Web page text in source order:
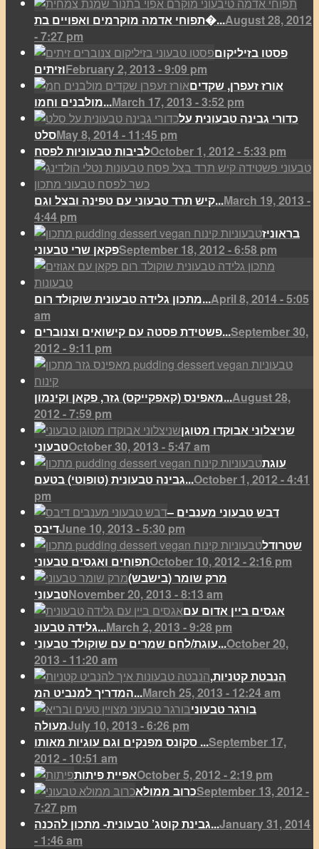
תפוחי אדמה מוקרמים ואפויים בת�...August 28, 2012
- 7:27 pm
פסטו בזיליקום
וזיתיםFebruary 2, 2013 - 9:09 pm
אורז זעפרן, שקדים
מולבנים וחמו...March 17, 2013 - 3:52 pm
כדורי גבינה טבעונית על
סלטMay 8, 2014 - 11:45 pm
לביבות טבעוניות לפסחOctober 1, 2012 - 5:33 pm
קיש תרד טבעוני עם טפינה ובצל וגם...March 19, 2013 -
4:44 pm
בראוניז
פקאן שרי טבעוניSeptember 18, 2012 - 6:58 pm
מתכון גלידה טבעונית שוקולד רום...April 8, 2014 - 5:05
am
פשטידת פסטה עם קישואים וצנוברים...September 30,
2012 - 9:11 pm
מאפינס (קאפקייקס) גזר, פקאן וקינמון...August 28,
2012 - 7:59 pm
שניצלוני אבוקדו מטוגן
טבעוניOctober 30, 2013 - 5:47 am
עוגת
גבינה טבעונית (טופוטי) בטעם...October 1, 2012 - 4:41
pm
דבש טבעוני מענבים –
דיבסJune 10, 2013 - 5:30 pm
שטרודל
תפוחים ואגסים טבעוניOctober 10, 2012 - 2:16 pm
מרק שומר (בישבש)
טבעוניNovember 20, 2013 - 8:13 am
אגסים ביין אדום עם
גלידה טבעונ...March 2, 2013 - 9:28 pm
עוגת/לחם שמרים עם שוקולד טבעוני...October 20,
2013 - 11:20 am
הנבטת קטניות,
המדריך למנביט המ...March 25, 2013 - 12:24 am
בורגר טבעוני
מעולהJuly 10, 2013 - 6:26 pm
סקונס מפנקים וגם עוגיות מאותו ...September 17,
2012 - 10:51 am
אפיית פיתותOctober 5, 2012 - 2:19 pm
כרוב ממולאSeptember 13, 2012 -
7:27 pm
גבינת קוטג’ טבעונית- מתכון להכנה...January 31, 2014
- 1:46 am